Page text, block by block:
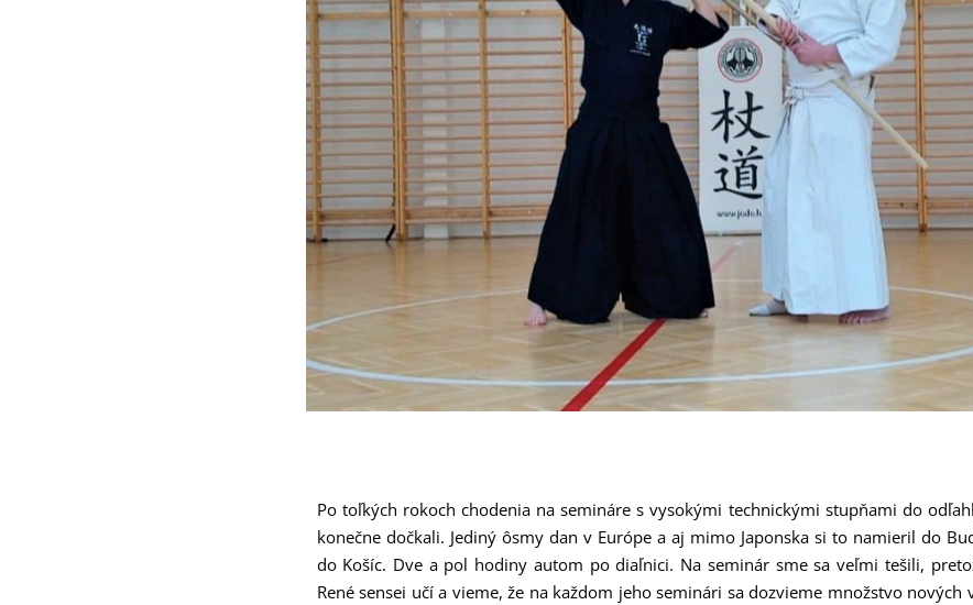
Po toľkých rokoch chodenia na semináre s vysokými technickými stupňami do
konečne dočkali. Jediný ôsmy dan v Európe a aj mimo Japonska si to namieril do
do Košíc. Dve a pol hodiny autom po diaľnici. Na seminár sme sa veľmi tešili,
René sensei učí a vieme, že na každom jeho seminári sa dozvieme množstvo nových